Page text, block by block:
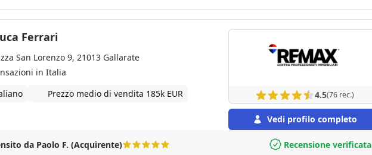
Ferrari
San Lorenzo 9, 21013 Gallarate
in Italia
Prezzo medio di vendita 185k EUR 4.5(76 rec.)
Vedi profilo completo
da Paolo F. (Acquirente)
Recensione verificata